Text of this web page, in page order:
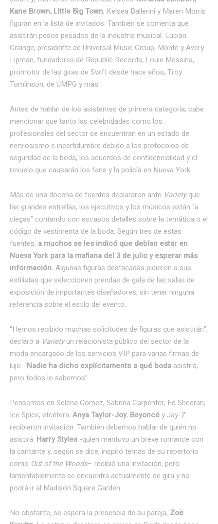
Kane Brown, Little Big Town, Kelsea Ballerini y Maren Morris
figuran en la lista de invitados. También se comenta que
asistirán pesos pesados ​​de la industria musical: Lucian
Grainge, presidente de Universal Music Group, Monte y Avery
Lipman, fundadores de Republic Records, Louie Messina,
promotor de las giras de Swift desde hace años, Troy
Tomlinson, de UMPG y más.
Antes de hablar de los asistentes de primera categoría, cabe
mencionar que tanto las celebridades como los
profesionales del sector se encuentran en un estado de
nerviosismo e incertidumbre debido a los protocolos de
seguridad de la boda, los acuerdos de confidencialidad y el
revuelo que causarán los fans y la policía en Nueva York.
Más de una docena de fuentes declararon ante Varietyque
las grandes estrellas, los ejecutivos y los músicos están “a
ciegas” contando con escasos detalles sobre la temática o el
código de vestimenta de la boda. Según tres de estas
fuentes, a muchos se les indicó que debían estar en
Nueva York para la mañana del 3 de julio y esperar más
información. Algunas figuras destacadas pidieron a sus
estilistas que seleccionen prendas de gala de las salas de
exposición de importantes diseñadores, sin tener ninguna
referencia sobre el estilo del evento.
“Hemos recibido muchas solicitudes de figuras que asistirán”,
declaró a Varietyun relacionista público del sector de la
moda encargado de los servicios VIP para varias firmas de
lujo. “Nadie ha dicho explícitamente a qué boda asistirá,
pero todos lo sabemos”.
Pensemos en Selena Gomez, Sabrina Carpenter, Ed Sheeran,
Ice Spice, etcétera. Anya Taylor-Joy, Beyoncéy Jay-Z
recibieron invitación. También debemos hablar de quién no
asistirá. Harry Styles -quien mantuvo un breve romance con
la cantante y, según se dice, inspiró temas de su repertorio
como Out of the Woods– recibió una invitación, pero
lamentablemente se encuentra actualmente de gira y no
podrá ir al Madison Square Garden.
No obstante, se espera la presencia de su pareja, Zoë